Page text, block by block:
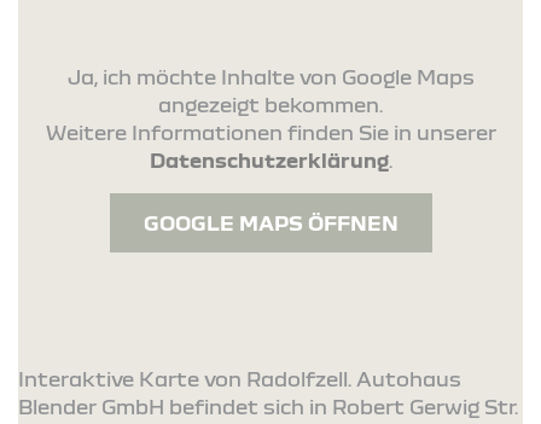
Ja, ich möchte Inhalte von Google Maps
angezeigt bekommen.
Weitere Informationen finden Sie in unserer
Datenschutzerklärung.
GOOGLE MAPS ÖFFNEN
Interaktive Karte von Radolfzell. Autohaus
Blender GmbH befindet sich in Robert Gerwig Str.